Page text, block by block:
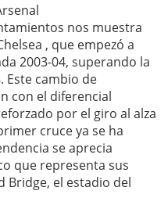
nos muestra
, que empezó a
2003-04, superando la
Este cambio de
con el diferencial
por el giro al alza
cruce ya se ha
se aprecia
que representa sus
Bridge, el estadio del